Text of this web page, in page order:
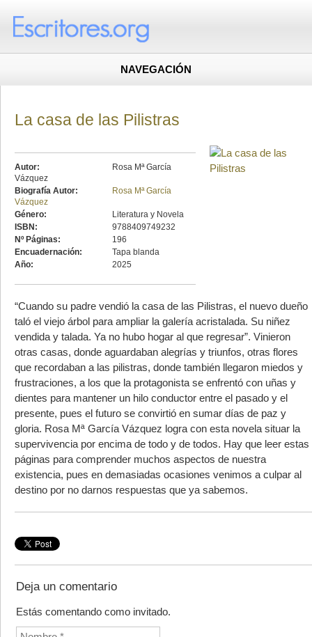
NAVEGACIÓN
La casa de las Pilistras
Autor:
Rosa Mª García
Vázquez
Biografía Autor:
Rosa Mª García
Vázquez
Género:
Literatura y Novela
ISBN:
9788409749232
Nº Páginas:
196
Encuadernación:
Tapa blanda
Año:
2025
“Cuando su padre vendió la casa de las Pilistras, el nuevo dueño
taló el viejo árbol para ampliar la galería acristalada. Su niñez
vendida y talada. Ya no hubo hogar al que regresar”. Vinieron
otras casas, donde aguardaban alegrías y triunfos, otras flores
que recordaban a las pilistras, donde también llegaron miedos y
frustraciones, a los que la protagonista se enfrentó con uñas y
dientes para mantener un hilo conductor entre el pasado y el
presente, pues el futuro se convirtió en sumar días de paz y
gloria. Rosa Mª García Vázquez logra con esta novela situar la
supervivencia por encima de todo y de todos. Hay que leer estas
páginas para comprender muchos aspectos de nuestra
existencia, pues en demasiadas ocasiones venimos a culpar al
destino por no darnos respuestas que ya sabemos.
Deja un comentario
Estás comentando como invitado.